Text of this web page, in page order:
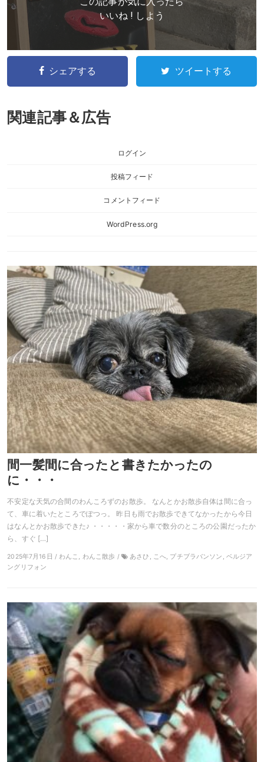
いいね ! しよう
シェアする ツイートする
関連記事＆広告
ログイン
投稿フィード
コメントフィード
WordPress.org
間一髪間に合ったと書きたかったの
に・・・
不安定な天気の合間のわんころずのお散歩。 なんとかお散歩自体は間に合っ
て、車に着いたところでぽつっ。 昨日も雨でお散歩できてなかったから今日
はなんとかお散歩できた♪ ・・・・・家から車で数分のところの公園だったか
ら、すぐ […]
2025年7月16日 / わんこ, わんこ散歩 /
あさひ, こへ, プチブラバンソン, ベルジア
ングリフォン